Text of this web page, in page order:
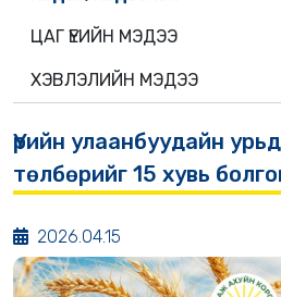
ЦАГ ҮЕИЙН МЭДЭЭ
ХЭВЛЭЛИЙН МЭДЭЭ
Үрийн улаанбуудайн
төлбөрийг 15 хувь
2026.04.15